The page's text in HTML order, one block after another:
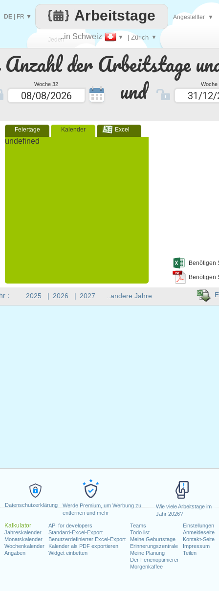
Datenschutzerklärung
Werde Premium, um Werbung zu
entfernen und mehr
Wie viele Arbeitstage im
Jahr 2026?
Kalkulator
Jahreskalender
Monatskalender
Wochenkalender
Angaben
API for developers
Standard-Excel-Export
Benutzerdefinierter Excel-Export
Kalender als PDF exportieren
Widget einbetten
Teams
Todo list
Meine Geburtstage
Erinnerungszentrale
Meine Planung
Der Ferienoptimierer
Morgenkaffee
Einstellungen
Anmeldeseite
Kontakt-Seite
Impressum
Teilen
Anzahl der Arbeitstage
Woche 32 und Woche
Feiertage Kalender Excel
undefined
Benötigen
Benötigen
Jeden
Tag
..in Schweiz ▼ | Zürich ▼
Arbeitstage
DE FR ▼ Angestellter ▼
: 2025 | 2026 | 2027 ..andere Jahre